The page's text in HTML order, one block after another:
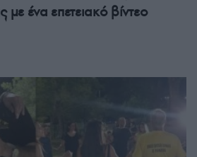
ένα επετειακό βίντεο